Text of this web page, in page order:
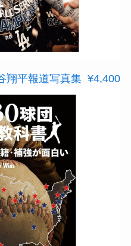
翔平報道写真集 ¥4,400